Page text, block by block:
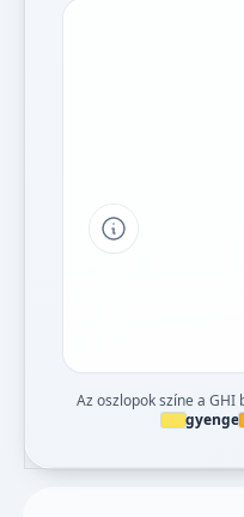
Tipp a
Az oszlopok színe a GHI
gyenge